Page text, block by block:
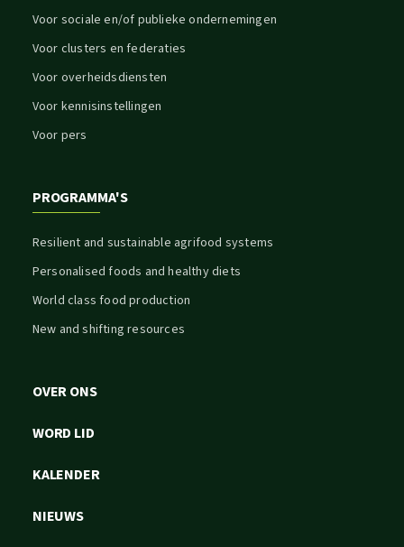
Voor sociale en/of publieke ondernemingen
Voor clusters en federaties
Voor overheidsdiensten
Voor kennisinstellingen
Voor pers
PROGRAMMA'S
Resilient and sustainable agrifood systems
Personalised foods and healthy diets
World class food production
New and shifting resources
OVER ONS
WORD LID
KALENDER
NIEUWS